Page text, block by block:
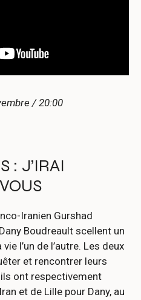
/ 20:00
: J’IRAI
Iranien Gurshad
Boudreault scellent un
l’un de l’autre. Les deux
et rencontrer leurs
ont respectivement
et de Lille pour Dany, au